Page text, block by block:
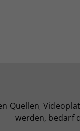
Quellen,
werden, bedarf